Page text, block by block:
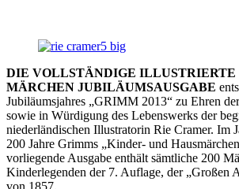
DIE VOLLSTÄNDIGE ILLUSTRIERTE
MÄRCHEN JUBILÄUMSAUSGABE
Jubiläumsjahres „GRIMM 2013“ zu Ehren
sowie in Würdigung des Lebenswerks der
niederländischen Illustratorin Rie Cramer. Im
200 Jahre Grimms „Kinder- und
vorliegende Ausgabe enthält sämtliche 200
Kinderlegenden der 7. Auflage, der „Großen
von 1857.